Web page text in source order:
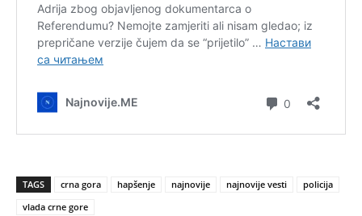
TAGS crna gora hapšenje najnovije najnovije vesti
policija
vlada crne gore